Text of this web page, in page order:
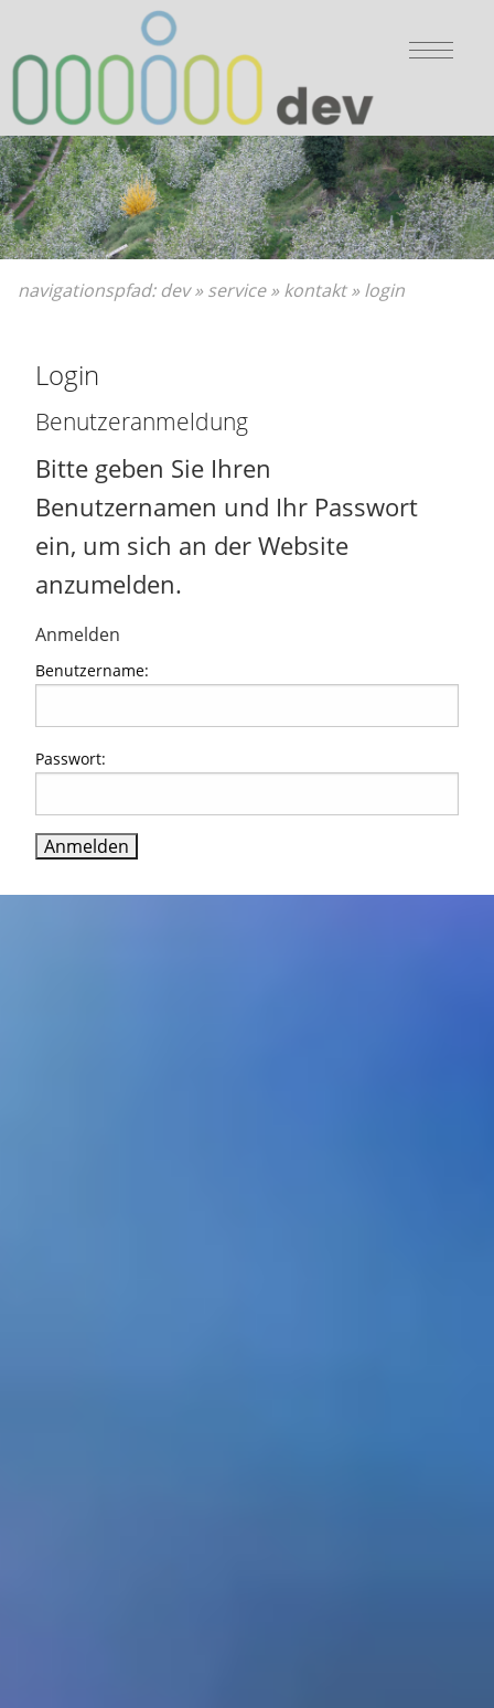
zur Hauptnavigation
Hauptnavigation überspringen
zum Hauptinhalt
zum Inhaltsverzeichnis
Dev
Kontakt»
Login
navigationspfad:dev»service»kontakt»login
Login
Benutzeranmeldung
Bitte geben Sie Ihren
Benutzernamen und Ihr Passwort
ein, um sich an der Website
anzumelden.
Anmelden
Benutzername:
Passwort: